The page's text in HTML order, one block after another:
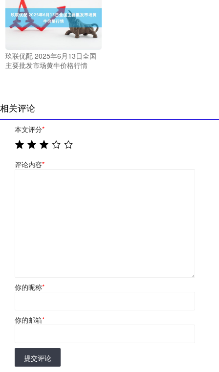
玖联优配 2025年6月13日全国
主要批发市场黄牛价格行情
相关评论
本文评分*
评论内容*
你的昵称*
你的邮箱*
提交评论